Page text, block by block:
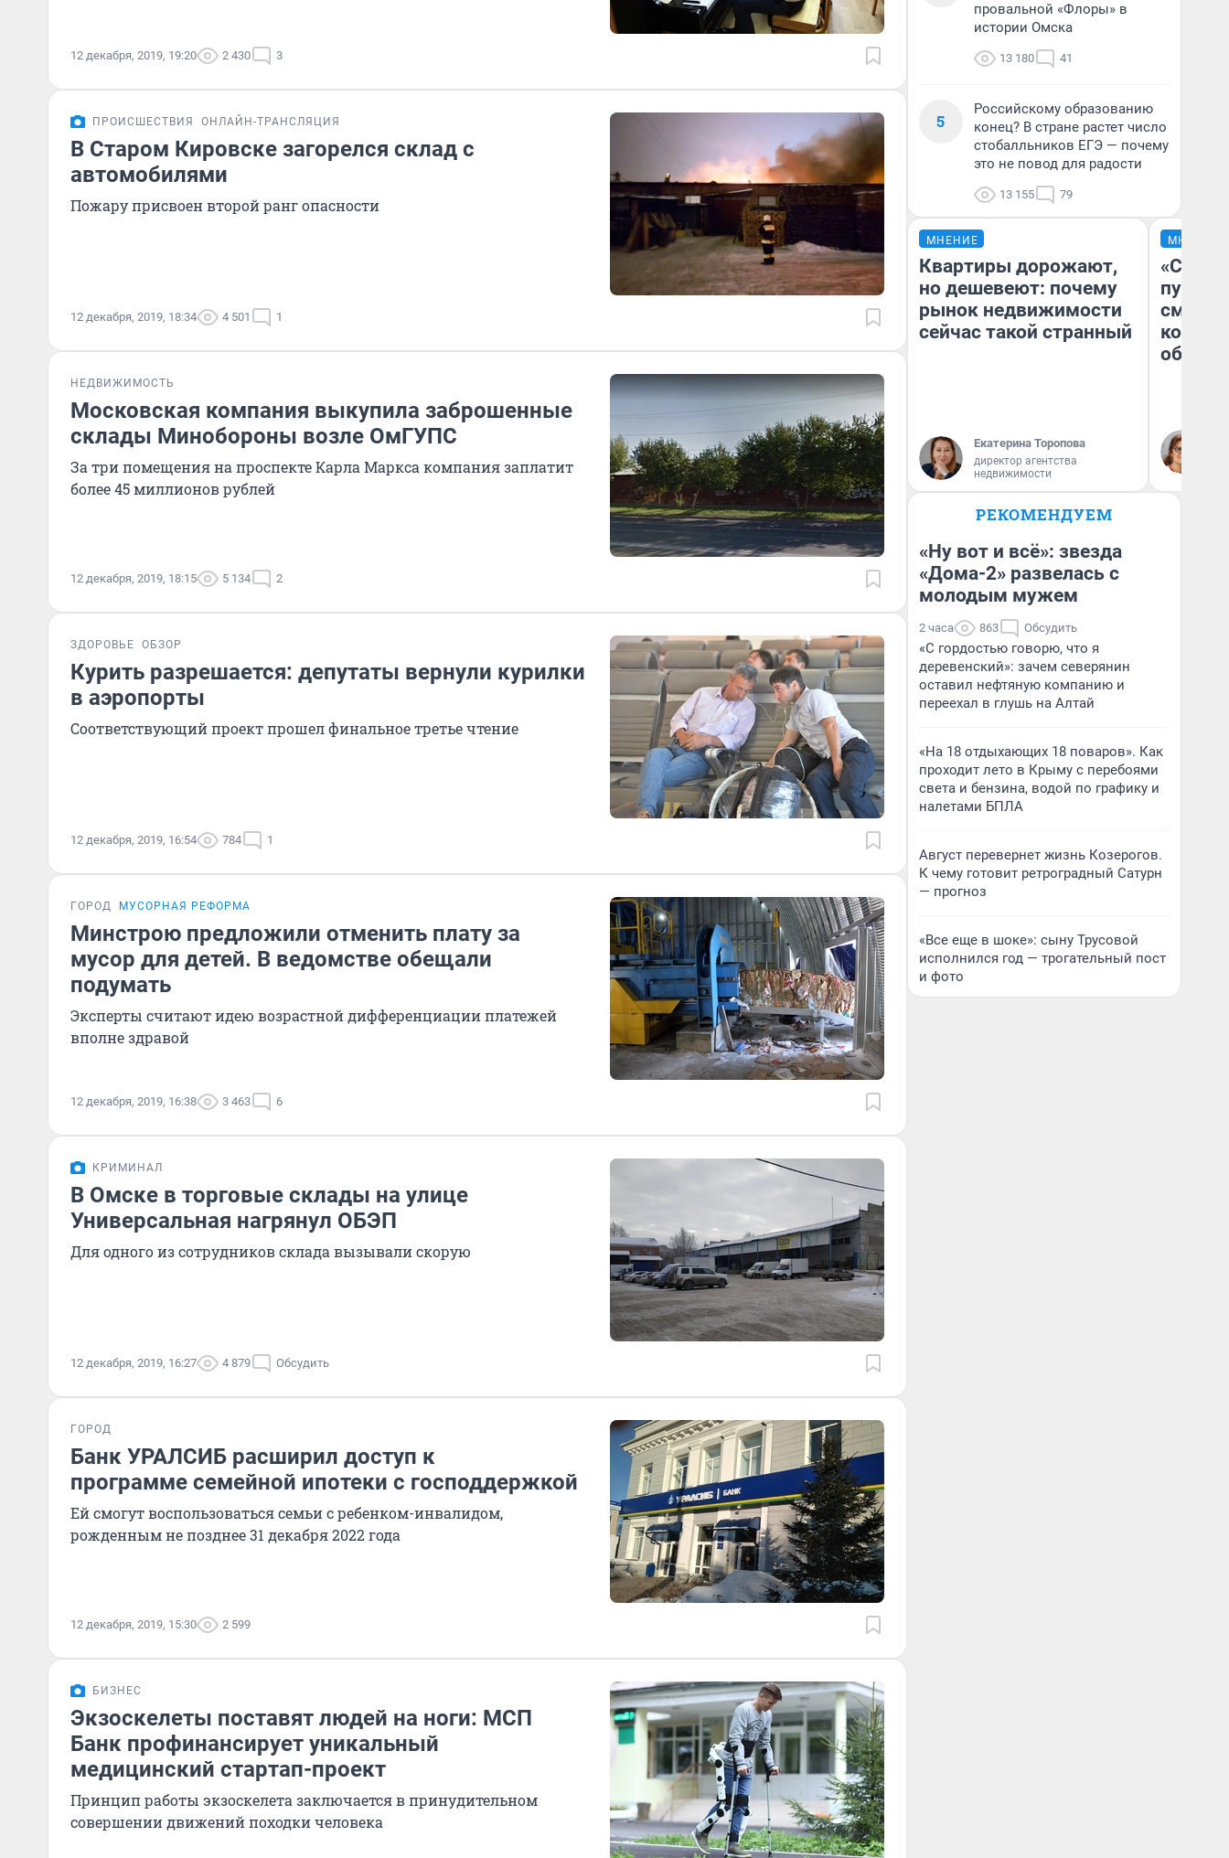
12 декабря, 2019, 19:20 2 430 3
ПРОИСШЕСТВИЯ ОНЛАЙН-ТРАНСЛЯЦИЯ
В Старом Кировске загорелся склад с
автомобилями
Пожару присвоен второй ранг опасности
12 декабря, 2019, 18:34 4 501 1
НЕДВИЖИМОСТЬ
Московская компания выкупила заброшенные
склады Минобороны возле ОмГУПС
За три помещения на проспекте Карла Маркса компания заплатит
более 45 миллионов рублей
12 декабря, 2019, 18:15 5 134 2
ЗДОРОВЬЕ ОБЗОР
Курить разрешается: депутаты вернули курилки
в аэропорты
Соответствующий проект прошел финальное третье чтение
12 декабря, 2019, 16:54 784 1
ГОРОД МУСОРНАЯ РЕФОРМА
Минстрою предложили отменить плату за
мусор для детей. В ведомстве обещали
подумать
Эксперты считают идею возрастной дифференциации платежей
вполне здравой
12 декабря, 2019, 16:38 3 463 6
КРИМИНАЛ
В Омске в торговые склады на улице
Универсальная нагрянул ОБЭП
Для одного из сотрудников склада вызывали скорую
12 декабря, 2019, 16:27 4 879 Обсудить
ГОРОД
Банк УРАЛСИБ расширил доступ к
программе семейной ипотеки с господдержкой
Ей смогут воспользоваться семьи с ребенком-инвалидом,
рожденным не позднее 31 декабря 2022 года
12 декабря, 2019, 15:30 2 599
БИЗНЕС
Экзоскелеты поставят людей на ноги: МСП
Банк профинансирует уникальный
медицинский стартап-проект
Принцип работы экзоскелета заключается в принудительном
совершении движений походки человека
провальной «Флоры» в
истории Омска
13 180 41
5
Российскому образованию
конец? В стране растет число
стобалльников ЕГЭ — почему
это не повод для радости
13 155 79
МНЕНИЕ
Квартиры дорожают,
но дешевеют: почему
рынок недвижимости
сейчас такой странный
Екатерина Торопова
директор агентства
недвижимости
МНЕНИЕ
РЕКОМЕНДУЕМ
«Ну вот и всё»: звезда
«Дома-2» развелась с
молодым мужем
2 часа 863 Обсудить
«С гордостью говорю, что я
деревенский»: зачем северянин
оставил нефтяную компанию и
переехал в глушь на Алтай
«На 18 отдыхающих 18 поваров». Как
проходит лето в Крыму с перебоями
света и бензина, водой по графику и
налетами БПЛА
Август перевернет жизнь Козерогов.
К чему готовит ретроградный Сатурн
— прогноз
«Все еще в шоке»: сыну Трусовой
исполнился год — трогательный пост
и фото